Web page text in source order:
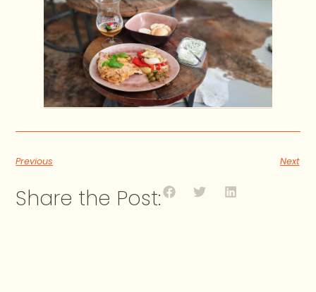
Previous Next
Share the Post: